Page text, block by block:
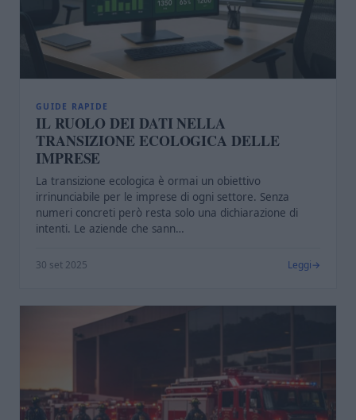
GUIDE RAPIDE
IL RUOLO DEI DATI NELLA
TRANSIZIONE ECOLOGICA DELLE
IMPRESE
La transizione ecologica è ormai un obiettivo
irrinunciabile per le imprese di ogni settore. Senza
numeri concreti però resta solo una dichiarazione di
intenti. Le aziende che sann…
30 set 2025 Leggi